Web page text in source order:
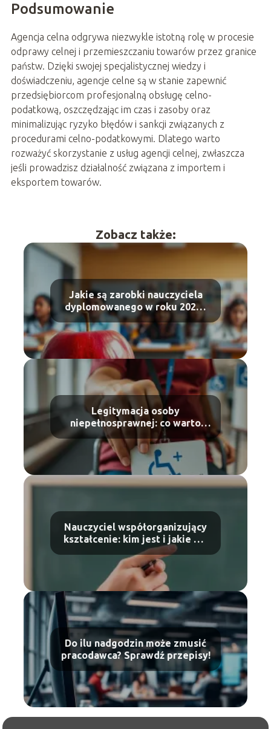
Podsumowanie
Agencja celna odgrywa niezwykle istotną rolę w procesie
odprawy celnej i przemieszczaniu towarów przez granice
państw. Dzięki swojej specjalistycznej wiedzy i
doświadczeniu, agencje celne są w stanie zapewnić
przedsiębiorcom profesjonalną obsługę celno-
podatkową, oszczędzając im czas i zasoby oraz
minimalizując ryzyko błędów i sankcji związanych z
procedurami celno-podatkowymi. Dlatego warto
rozważyć skorzystanie z usług agencji celnej, zwłaszcza
jeśli prowadzisz działalność związana z importem i
eksportem towarów.
Zobacz także:
Jakie są zarobki nauczyciela
dyplomowanego w roku 2025?
Poznaj szczegóły!
Legitymacja osoby
niepełnosprawnej: co warto
wiedzieć?
Nauczyciel współorganizujący
kształcenie: kim jest i jakie ma
zadania?
Do ilu nadgodzin może zmusić
pracodawca? Sprawdź przepisy!